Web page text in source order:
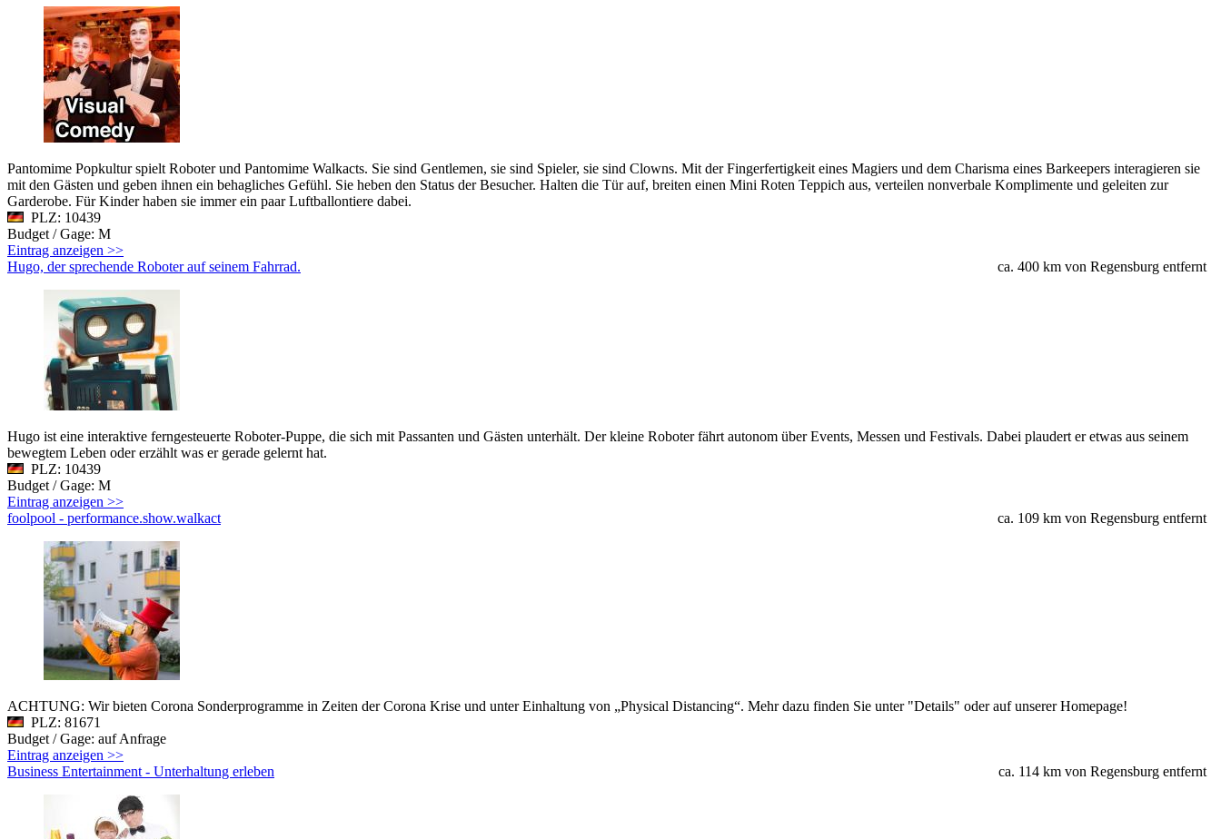
Pantomime Popkultur spielt Roboter und Pantomime Walkacts. Sie sind Gentlemen, sie sind Spieler, sie sind Clowns. Mit der Fingerfertigkeit eines Magiers und dem Charisma eines Barkeepers interagieren sie
mit den Gästen und geben ihnen ein behagliches Gefühl. Sie heben den Status der Besucher. Halten die Tür auf, breiten einen Mini Roten Teppich aus, verteilen nonverbale Komplimente und geleiten zur
Garderobe. Für Kinder haben sie immer ein paar Luftballontiere dabei.
PLZ: 10439
Budget / Gage: M
Eintrag anzeigen >>
ca. 400 km von Regensburg entfernt
Hugo, der sprechende Roboter auf seinem Fahrrad.
Hugo ist eine interaktive ferngesteuerte Roboter-Puppe, die sich mit Passanten und Gästen unterhält. Der kleine Roboter fährt autonom über Events, Messen und Festivals. Dabei plaudert er etwas aus seinem
bewegtem Leben oder erzählt was er gerade gelernt hat.
PLZ: 10439
Budget / Gage: M
Eintrag anzeigen >>
ca. 109 km von Regensburg entfernt
foolpool - performance.show.walkact
ACHTUNG: Wir bieten Corona Sonderprogramme in Zeiten der Corona Krise und unter Einhaltung von „Physical Distancing“. Mehr dazu finden Sie unter "Details" oder auf unserer Homepage!
PLZ: 81671
Budget / Gage: auf Anfrage
Eintrag anzeigen >>
ca. 114 km von Regensburg entfernt
Business Entertainment - Unterhaltung erleben